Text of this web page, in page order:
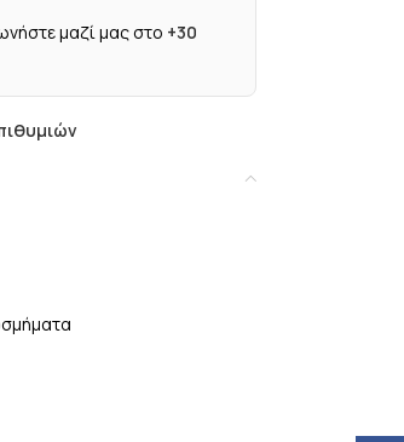
μαζί μας στο +30